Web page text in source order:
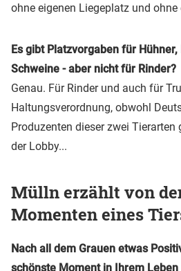
ohne eigenen Liegeplatz und ohne
Es gibt Platzvorgaben für
Schweine - aber nicht für Rinder?
Genau. Für Rinder und auch für
Haltungsverordnung, obwohl
Produzenten dieser zwei
der Lobby...
Mülln erzählt von
Momenten eines
Nach all dem Grauen etwas
schönste Moment in Ihrem